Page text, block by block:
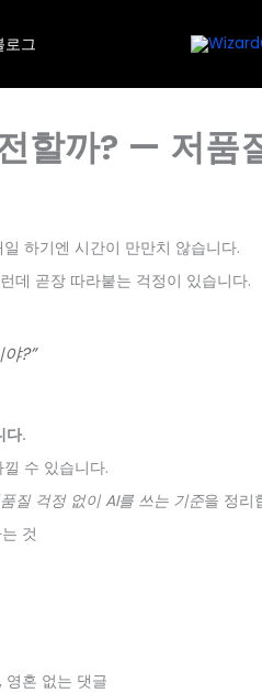
로그
할까? — 저품
하기엔 시간이 만만치 않습니다.
데 곧장 따라붙는 걱정이 있습니다.
?”
다.
수 있습니다.
질 걱정 없이 AI를 쓰는 기준을 정리
것
영혼 없는 댓글